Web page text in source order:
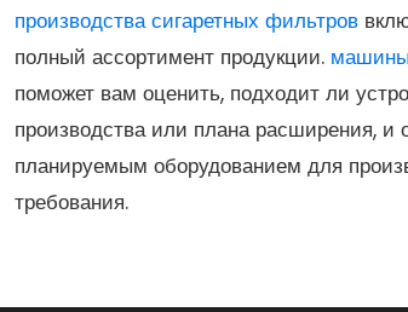
производства сигаретных фильтров
полный ассортимент продукции. машины
поможет вам оценить, подходит ли
производства или плана расширения,
планируемым оборудованием для
требования.